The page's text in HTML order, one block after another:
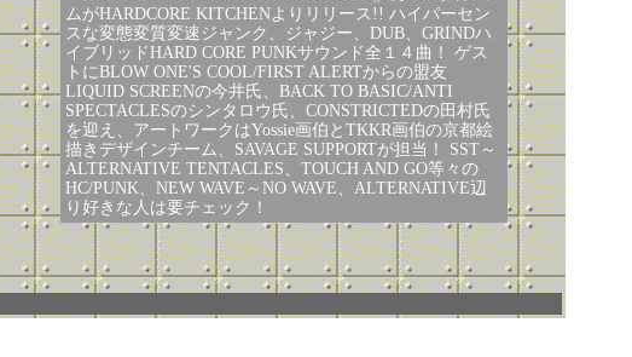
ムがHARDCORE KITCHENよりリリース!! ハイパーセン
スな変態変質変速ジャンク、ジャジー、DUB、GRINDハ
イブリッドHARD CORE PUNKサウンド全１４曲！ ゲス
トにBLOW ONE'S COOL/FIRST ALERTからの盟友
LIQUID SCREENの今井氏、BACK TO BASIC/ANTI
SPECTACLESのシンタロウ氏、CONSTRICTEDの田村氏
を迎え、アートワークはYossie画伯とTKKR画伯の京都絵
描きデザインチーム、SAVAGE SUPPORTが担当！ SST～
ALTERNATIVE TENTACLES、TOUCH AND GO等々の
HC/PUNK、NEW WAVE～NO WAVE、ALTERNATIVE辺
り好きな人は要チェック！